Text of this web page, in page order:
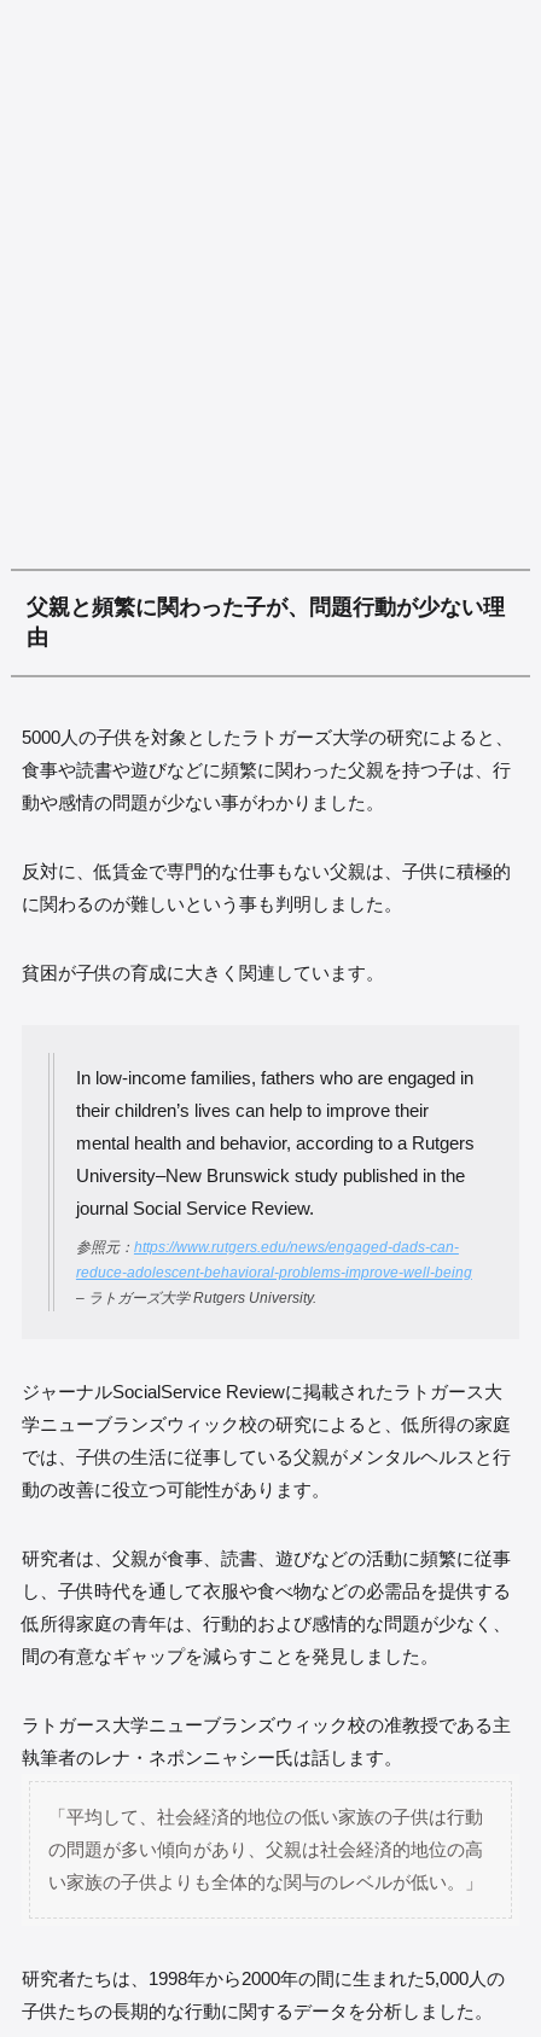
父親と頻繁に関わった子が、問題行動が少ない理
由
5000人の子供を対象としたラトガーズ大学の研究によると、
食事や読書や遊びなどに頻繁に関わった父親を持つ子は、行
動や感情の問題が少ない事がわかりました。
反対に、低賃金で専門的な仕事もない父親は、子供に積極的
に関わるのが難しいという事も判明しました。
貧困が子供の育成に大きく関連しています。
In low-income families, fathers who are engaged in
their children’s lives can help to improve their
mental health and behavior, according to a Rutgers
University–New Brunswick study published in the
journal Social Service Review.
参照元： https://www.rutgers.edu/news/engaged-dads-can-
reduce-adolescent-behavioral-problems-improve-well-being
– ラトガーズ大学 Rutgers University.
ジャーナルSocialService Reviewに掲載されたラトガース大
学ニューブランズウィック校の研究によると、低所得の家庭
では、子供の生活に従事している父親がメンタルヘルスと行
動の改善に役立つ可能性があります。
研究者は、父親が食事、読書、遊びなどの活動に頻繁に従事
し、子供時代を通して衣服や食べ物などの必需品を提供する
低所得家庭の青年は、行動的および感情的な問題が少なく、
間の有意なギャップを減らすことを発見しました。
ラトガース大学ニューブランズウィック校の准教授である主
執筆者のレナ・ネポンニャシー氏は話します。
「平均して、社会経済的地位の低い家族の子供は行動
の問題が多い傾向があり、父親は社会経済的地位の高
い家族の子供よりも全体的な関与のレベルが低い。」
研究者たちは、1998年から2000年の間に生まれた5,000人の
子供たちの長期的な行動に関するデータを分析しました。